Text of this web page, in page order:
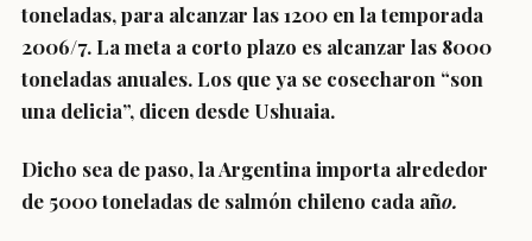
toneladas, para alcanzar las 1200 en la temporada
2006/7. La meta a corto plazo es alcanzar las 8000
toneladas anuales. Los que ya se cosecharon “son
una delicia”, dicen desde Ushuaia.
Dicho sea de paso, la Argentina importa alrededor
de 5000 toneladas de salmón chileno cada año.